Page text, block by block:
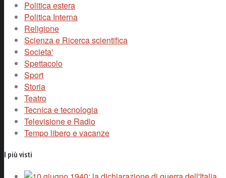
Politica estera
Politica Interna
Religione
Scienza e Ricerca scientifica
Societa'
Spettacolo
Sport
Storia
Teatro
Tecnica e tecnologia
Televisione e Radio
Tempo libero e vacanze
I più visti